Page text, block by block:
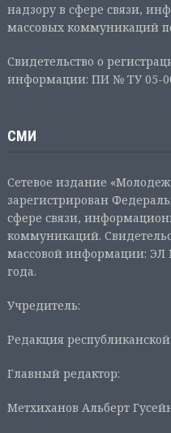
надзору в сфере связи,
массовых коммуникаций
Свидетельство о
информации: ПИ № ТУ 05-
СМИ
Сетевое издание
зарегистрирован
сфере связи,
коммуникаций.
массовой информации: ЭЛ
года.
Учредитель:
Редакция
Главный редактор:
Метхиханов Альберт